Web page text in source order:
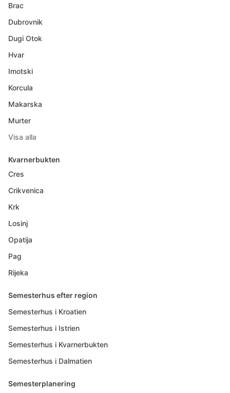
Brac
Dubrovnik
Dugi Otok
Hvar
Imotski
Korcula
Makarska
Murter
Visa alla
Kvarnerbukten
Cres
Crikvenica
Krk
Losinj
Opatija
Pag
Rijeka
Semesterhus efter region
Semesterhus i Kroatien
Semesterhus i Istrien
Semesterhus i Kvarnerbukten
Semesterhus i Dalmatien
Semesterplanering